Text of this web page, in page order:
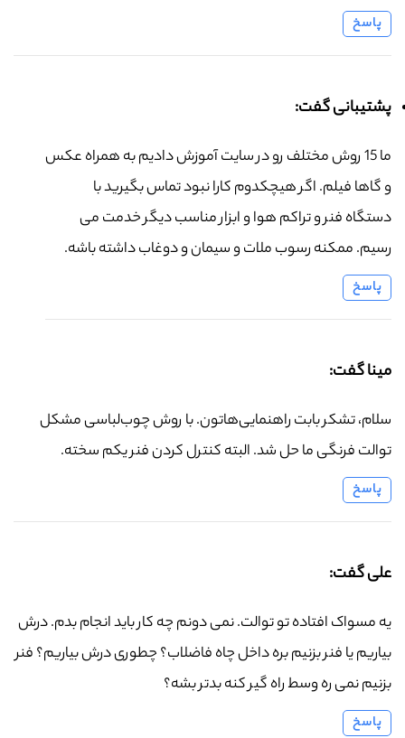
پاسخ
پشتیبانی گفت:
ما 15 روش مختلف رو در سایت آموزش دادیم به همراه عکس
و گاها فیلم. اگر هیچکدوم کارا نبود تماس بگیرید با
دستگاه فنر و تراکم هوا و ابزار مناسب دیگر خدمت می
رسیم. ممکنه رسوب ملات و سیمان و دوغاب داشته باشه.
پاسخ
مینا گفت:
سلام، تشکر بابت راهنمایی‌هاتون. با روش چوب‌لباسی مشکل
توالت فرنگی ما حل شد. البته کنترل کردن فنر یکم سخته.
پاسخ
علی گفت:
یه مسواک افتاده تو توالت. نمی دونم چه کار باید انجام بدم. درش
بیاریم یا فنر بزنیم بره داخل چاه فاضلاب؟ چطوری درش بیاریم؟ فنر
بزنیم نمی ره وسط راه گیر کنه بدتر بشه؟
پاسخ